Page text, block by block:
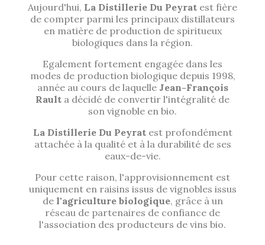
Aujourd'hui, La Distillerie Du Peyrat est fière
de compter parmi les principaux distillateurs
en matière de production de spiritueux
biologiques dans la région.
Egalement fortement engagée dans les
modes de production biologique depuis 1998,
année au cours de laquelle Jean-François
Rault a décidé de convertir l'intégralité de
son vignoble en bio.
La Distillerie Du Peyratest profondément
attachée à la qualité et à la durabilité de ses
eaux-de-vie.
Pour cette raison, l'approvisionnement est
uniquement en raisins issus de vignobles issus
de l'agriculture biologique, grâce à un
réseau de partenaires de confiance de
l'association des producteurs de vins bio.